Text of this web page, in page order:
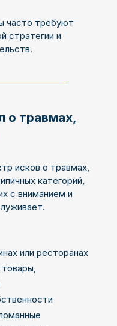
часто требуют
стратегии и
о травмах,
исков о травмах,
категорий,
с вниманием и
или ресторанах